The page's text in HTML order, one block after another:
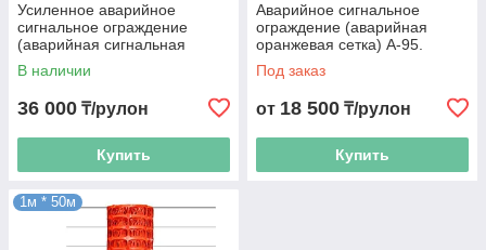
Усиленное аварийное
сигнальное ограждение
(аварийная сигнальная
сетка) А-45. 2м х 25м.
Алматы и Астана
В наличии
36 000 ₸/рулон
Купить
Аварийное сигнальное
ограждение (аварийная
оранжевая сетка) А-95.
Высота 1 м, длина 50 м.
Алматы
Под заказ
от 18 500 ₸/рулон
Купить
1м * 50м